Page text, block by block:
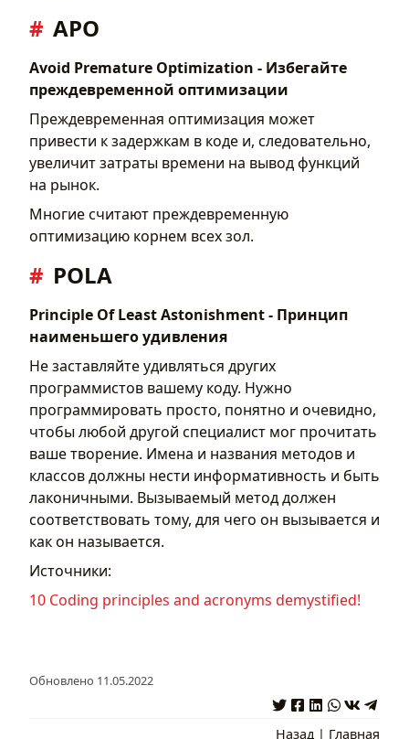
APO
Avoid Premature Optimization - Избегайте
преждевременной оптимизации
Преждевременная оптимизация может
привести к задержкам в коде и, следовательно,
увеличит затраты времени на вывод функций
на рынок.
Многие считают преждевременную
оптимизацию корнем всех зол.
POLA
Principle Of Least Astonishment - Принцип
наименьшего удивления
Не заставляйте удивляться других
программистов вашему коду. Нужно
программировать просто, понятно и очевидно,
чтобы любой другой специалист мог прочитать
ваше творение. Имена и названия методов и
классов должны нести информативность и быть
лаконичными. Вызываемый метод должен
соответствовать тому, для чего он вызывается и
как он называется.
Источники:
10 Coding principles and acronyms demystified!
Oбновлено 11.05.2022
Назад | Главная